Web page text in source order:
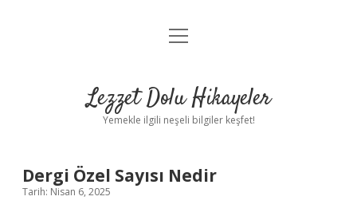
Anasayfa
Yasal Uyarı
menüyü
Lezzet Dolu Hikayeler
Yemekle ilgili neşeli bilgiler keşfet!
Dergi Özel Sayısı Nedir
Tarih: Nisan 6, 2025